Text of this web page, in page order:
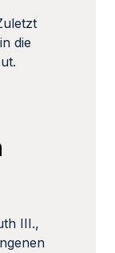
die
III.,